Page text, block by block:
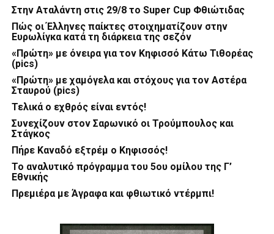
Στην Αταλάντη στις 29/8 το Super Cup Φθιώτιδας
Πώς οι Έλληνες παίκτες στοιχηματίζουν στην
Ευρωλίγκα κατά τη διάρκεια της σεζόν
«Πρώτη» με όνειρα για τον Κηφισσό Κάτω Τιθορέας
(pics)
«Πρώτη» με χαμόγελα και στόχους για τον Αστέρα
Σταυρού (pics)
Τελικά ο εχθρός είναι εντός!
Συνεχίζουν στον Σαρωνικό οι Τρούμπουλος και
Στάγκος
Πήρε Καναδό εξτρέμ ο Κηφισσός!
Το αναλυτικό πρόγραμμα του 5ου ομίλου της Γ’
Εθνικής
Πρεμιέρα με Άγραφα και φθιωτικό ντέρμπι!